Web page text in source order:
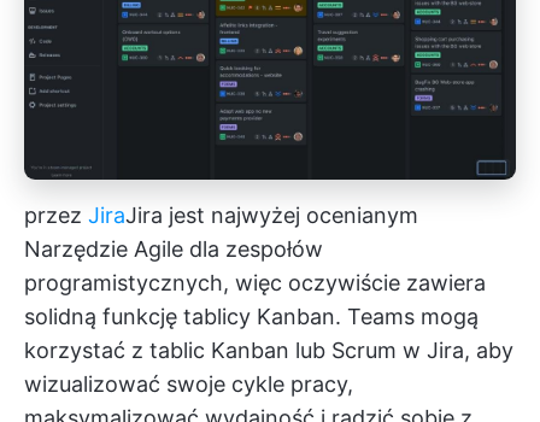
przez JiraJira jest najwyżej ocenianym
Narzędzie Agile dla zespołów
programistycznych, więc oczywiście zawiera
solidną funkcję tablicy Kanban. Teams mogą
korzystać z tablic Kanban lub Scrum w Jira, aby
wizualizować swoje cykle pracy,